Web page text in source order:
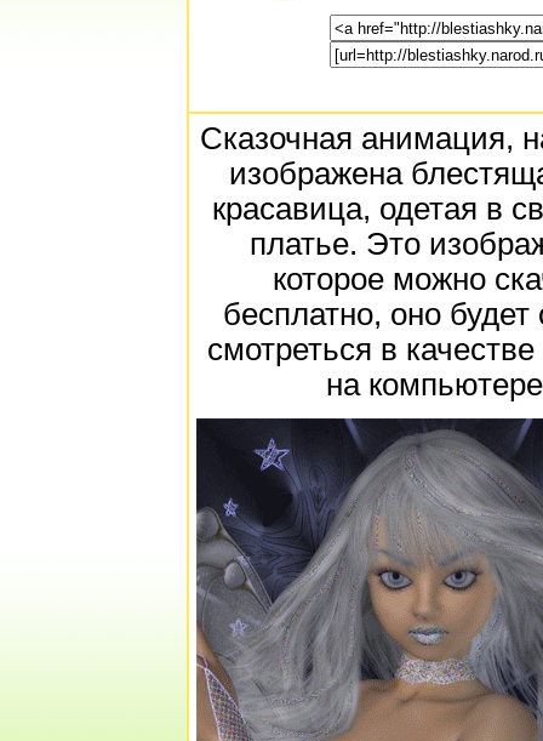
Сказочная анимация,
изображена
красавица, одетая в
платье. Это
которое можно
бесплатно, оно будет
смотреться в качестве
на